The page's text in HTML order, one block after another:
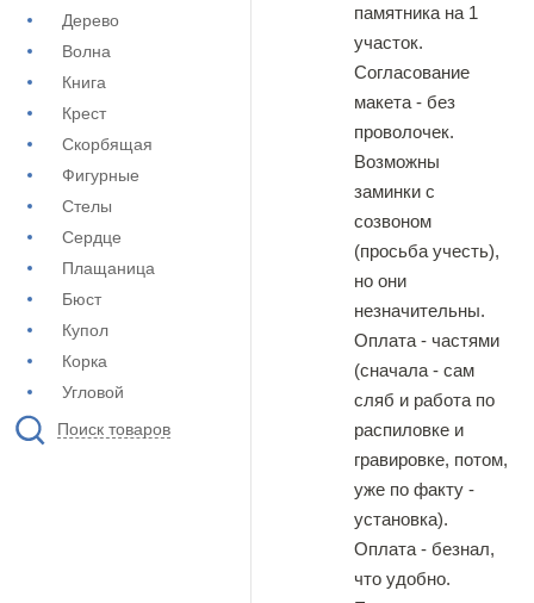
Дерево
Волна
Книга
Крест
Скорбящая
Фигурные
Стелы
Сердце
Плащаница
Бюст
Купол
Корка
Угловой
Поиск товаров
памятника на 1
участок.
Согласование
макета - без
проволочек.
Возможны
заминки с
созвоном
(просьба учесть),
но они
незначительны.
Оплата - частями
(сначала - сам
сляб и работа по
распиловке и
гравировке, потом,
уже по факту -
установка).
Оплата - безнал,
что удобно.